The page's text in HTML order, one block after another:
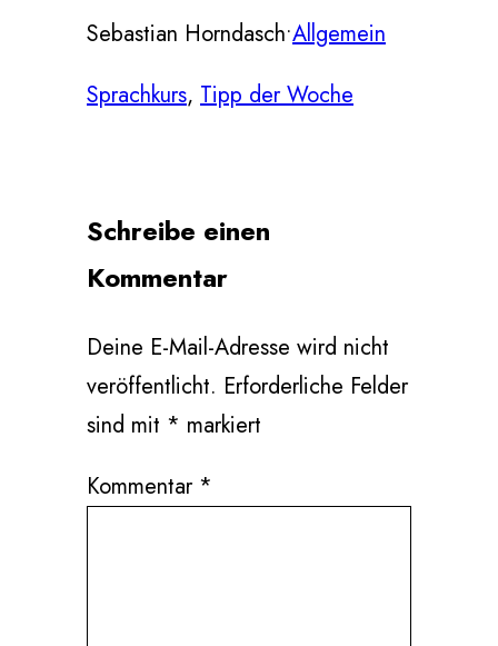
Sebastian Horndasch•Allgemein
Sprachkurs, Tipp der Woche
Schreibe einen
Kommentar
Deine E-Mail-Adresse wird nicht
veröffentlicht. Erforderliche Felder
sind mit * markiert
Kommentar *